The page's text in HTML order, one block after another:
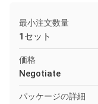
最小注文数量
1セット
価格
Negotiate
パッケージの詳細